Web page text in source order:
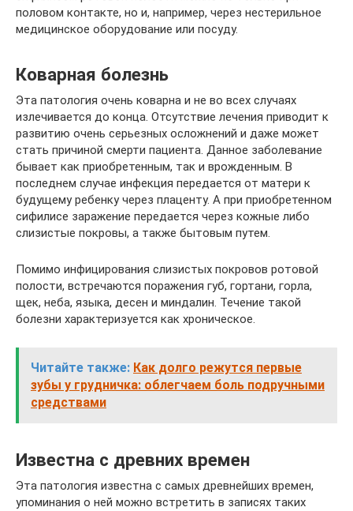
половом контакте, но и, например, через нестерильное
медицинское оборудование или посуду.
Коварная болезнь
Эта патология очень коварна и не во всех случаях
излечивается до конца. Отсутствие лечения приводит к
развитию очень серьезных осложнений и даже может
стать причиной смерти пациента. Данное заболевание
бывает как приобретенным, так и врожденным. В
последнем случае инфекция передается от матери к
будущему ребенку через плаценту. А при приобретенном
сифилисе заражение передается через кожные либо
слизистые покровы, а также бытовым путем.
Помимо инфицирования слизистых покровов ротовой
полости, встречаются поражения губ, гортани, горла,
щек, неба, языка, десен и миндалин. Течение такой
болезни характеризуется как хроническое.
Читайте также: Как долго режутся первые
зубы у грудничка: облегчаем боль подручными
средствами
Известна с древних времен
Эта патология известна с самых древнейших времен,
упоминания о ней можно встретить в записях таких